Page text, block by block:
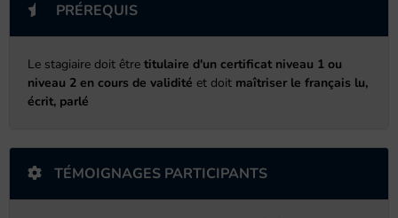
PRÉREQUIS
Le stagiaire doit être titulaire d'un certificat niveau 1 ou
niveau 2 en cours de validité et doit maîtriser le français lu,
écrit, parlé
TÉMOIGNAGES PARTICIPANTS